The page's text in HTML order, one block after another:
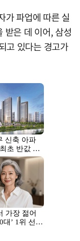
가 파업에 따른 실
받은 데 이어, 삼성
고 있다는 경고가